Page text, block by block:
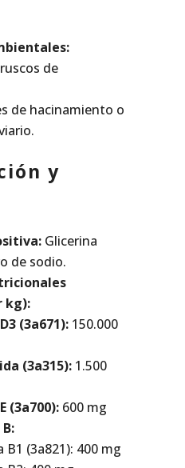
de
de hacinamiento o
y
Glicerina
de sodio.
kg):
(3a671): 150.000
(3a315): 1.500
(3a700): 600 mg
B1 (3a821): 400 mg